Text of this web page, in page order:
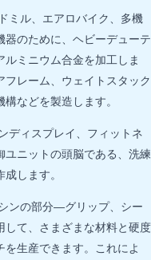
ミル、エアロバイク、多機
のために、ヘビーデューテ
ルミニウム合金を加工しま
レーム、ウェイトスタック
などを製造します。
ディスプレイ、フィットネ
ニットの頭脳である、洗練
します。
ンの部分—グリップ、シー
て、さまざまな材料と硬度
を生産できます。これによ